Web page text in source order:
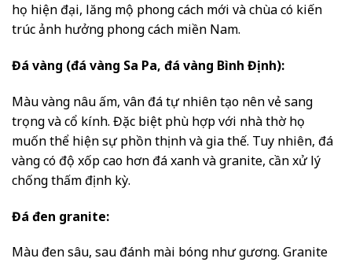
họ hiện đại, lăng mộ phong cách mới và chùa có kiến
trúc ảnh hưởng phong cách miền Nam.
Đá vàng (đá vàng Sa Pa, đá vàng Bình Định):
Màu vàng nâu ấm, vân đá tự nhiên tạo nên vẻ sang
trọng và cổ kính. Đặc biệt phù hợp với nhà thờ họ
muốn thể hiện sự phồn thịnh và gia thế. Tuy nhiên, đá
vàng có độ xốp cao hơn đá xanh và granite, cần xử lý
chống thấm định kỳ.
Đá đen granite:
Màu đen sâu, sau đánh mài bóng như gương. Granite